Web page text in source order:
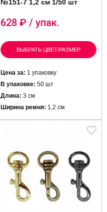
№151-7 1,2 см 1/50 шт
628 ₽ / упак.
ВЫБРАТЬ ЦВЕТ/РАЗМЕР
Цена за: 1 упаковку
В упаковке: 50 шт
Длина: 3 см
Ширина ремня: 1,2 см